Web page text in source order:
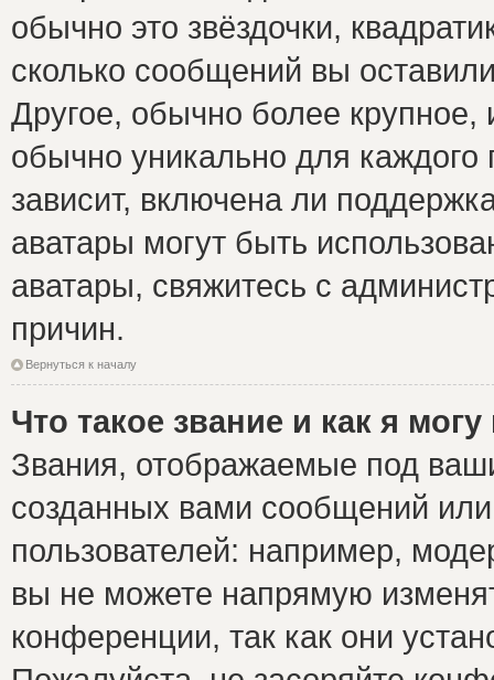
обычно это звёздочки,
сколько сообщений вы
Другое, обычно более крупное,
обычно уникально для каждого
зависит, включена ли
аватары могут быть
аватары, свяжитесь с
причин.
Вернуться к началу
Что такое звание и как я
Звания, отображаемые под
созданных вами сообщений
пользователей: например,
вы не можете напрямую
конференции, так как они